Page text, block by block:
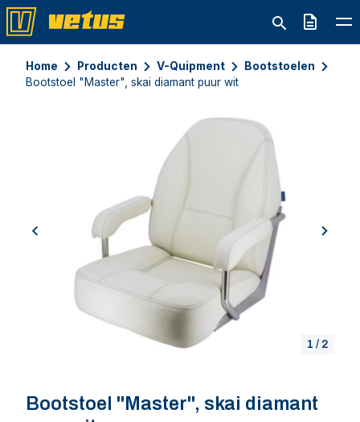
Offerte
Home Producten V-Quipment
Bootstoelen
Bootstoel "Master", skai diamant puur wit
previous next
1 / 2
Bootstoel "Master", skai diamant